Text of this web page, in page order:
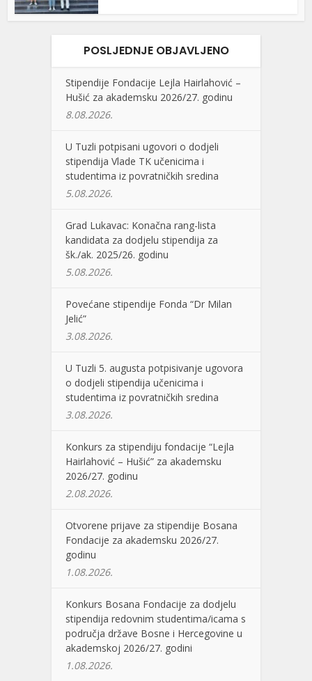
POSLJEDNJE OBJAVLJENO
Stipendije Fondacije Lejla Hairlahović –
Hušić za akademsku 2026/27. godinu
8.08.2026.
U Tuzli potpisani ugovori o dodjeli
stipendija Vlade TK učenicima i
studentima iz povratničkih sredina
5.08.2026.
Grad Lukavac: Konačna rang-lista
kandidata za dodjelu stipendija za
šk./ak. 2025/26. godinu
5.08.2026.
Povećane stipendije Fonda “Dr Milan
Jelić”
3.08.2026.
U Tuzli 5. augusta potpisivanje ugovora
o dodjeli stipendija učenicima i
studentima iz povratničkih sredina
3.08.2026.
Konkurs za stipendiju fondacije “Lejla
Hairlahović – Hušić” za akademsku
2026/27. godinu
2.08.2026.
Otvorene prijave za stipendije Bosana
Fondacije za akademsku 2026/27.
godinu
1.08.2026.
Konkurs Bosana Fondacije za dodjelu
stipendija redovnim studentima/icama s
područja države Bosne i Hercegovine u
akademskoj 2026/27. godini
1.08.2026.